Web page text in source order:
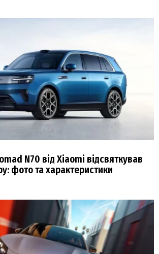
N70 від Xiaomi відсвяткував
фото та характеристики